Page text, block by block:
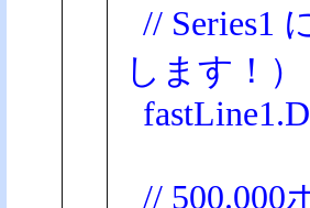
// Series1
します！）
// 500.000